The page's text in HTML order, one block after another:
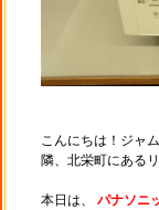
こんにちは！ジャ
隣、北栄町にある
本日は、 パナソニ